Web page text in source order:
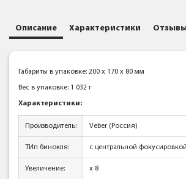
Описание Характеристики
Габариты в упаковке: 200 x 170 x 80 мм
Вес в упаковке: 1 032 г
Характеристики:
Производитель: Veber (Россия)
ТИп бинокля: с центральной фокусировкой
Увеличение: x 8